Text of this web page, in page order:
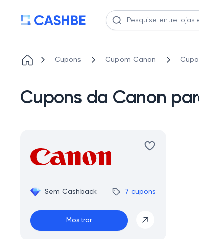
Cupons Cupom Canon
Cupons da Canon
Sem Cashback 7 cupons
Mostrar